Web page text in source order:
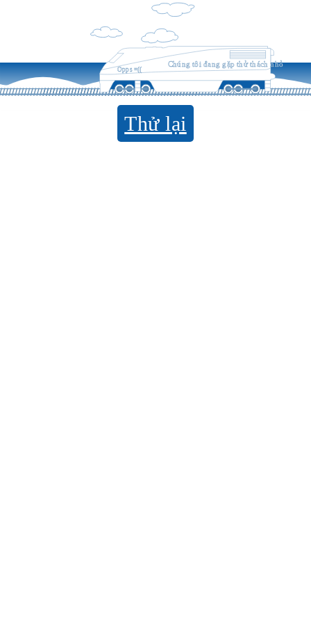
Opps =((
Chúng tôi đang gặp thử thách nhỏ
Thử lại